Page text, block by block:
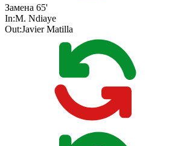
Замена 65'
In:M. Ndiaye
Out:Javier Matilla